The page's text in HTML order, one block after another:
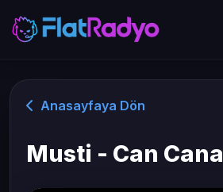
Anasayfaya Dön
Musti - Can Cana